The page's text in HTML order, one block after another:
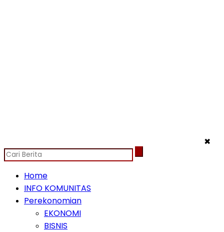
✖
Home
INFO KOMUNITAS
Perekonomian
EKONOMI
BISNIS